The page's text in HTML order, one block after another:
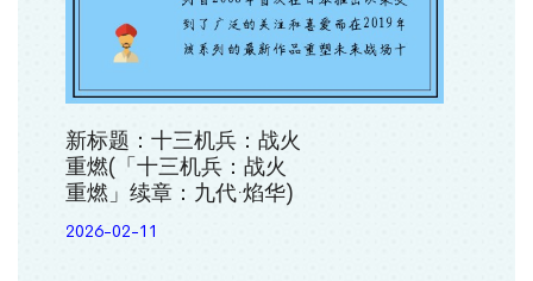
新标题：十三机兵：战火
重燃(「十三机兵：战火
重燃」续章：九代·焰华)
2026-02-11